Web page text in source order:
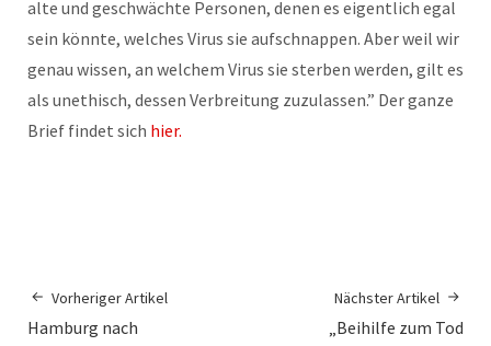
alte und geschwächte Personen, denen es eigentlich egal
sein könnte, welches Virus sie aufschnappen. Aber weil wir
genau wissen, an welchem Virus sie sterben werden, gilt es
als unethisch, dessen Verbreitung zuzulassen.” Der ganze
Brief findet sich hier.
Vorheriger Artikel
Hamburg nach
Nächster Artikel
„Beihilfe zum Tod